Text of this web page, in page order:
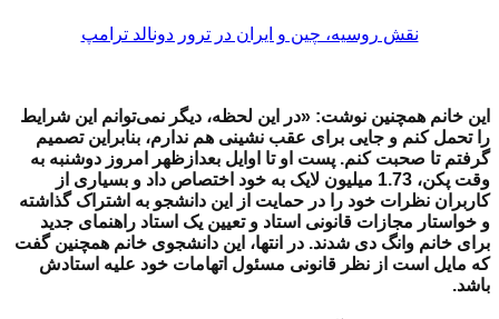
نقش روسیه، چین و ایران در ترور دونالد ترامپ
این خانم همچنین نوشت: «در این لحظه، دیگر نمی‌توانم این شرایط
را تحمل کنم و جایی برای عقب نشینی هم ندارم، بنابراین تصمیم
گرفتم تا صحبت کنم. پست او تا اوایل بعدازظهر امروز دوشنبه به
وقت پکن، 1.73 میلیون لایک به خود اختصاص داد و بسیاری از
کاربران نظرات خود را در حمایت از این دانشجو به اشتراک گذاشته
و خواستار مجازات قانونی استاد و تعیین یک استاد راهنمای جدید
برای خانم وانگ دی شدند. در انتها، این دانشجوی خانم همچنین گفت
که مایل است از نظر قانونی مسئول اتهامات خود علیه استادش
باشد.